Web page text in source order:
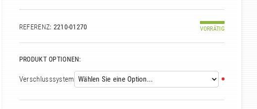
REFERENZ: 2210-01270 VORRÄTIG
PRODUKT OPTIONEN:
Verschlusssystem: